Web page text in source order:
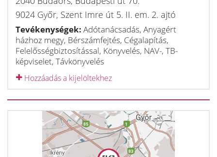
9024 Győr, Szent Imre út 5. II. em. 2. ajtó
Tevékenységek: Adótanácsadás, Anyagért
házhoz megy, Bérszámfejtés, Cégalapítás,
Felelősségbiztosítással, Könyvelés, NAV-, TB-
képviselet, Távkönyvelés
Hozzáadás a kijelöltekhez